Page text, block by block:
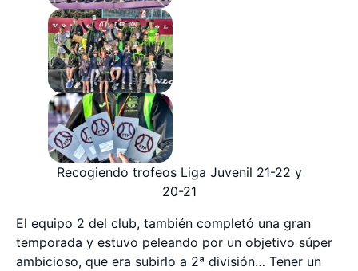
Recogiendo trofeos Liga Juvenil 21-22 y
20-21
El equipo 2 del club, también completó una gran
temporada y estuvo peleando por un objetivo súper
ambicioso, que era subirlo a 2ª división… Tener un